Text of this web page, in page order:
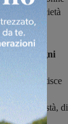
tutta la società
gli impegni
idea
che garantisce
cui tale
di onestà, di
personale,